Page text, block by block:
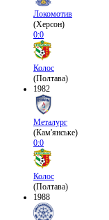
Локомотив
(Херсон)
0:0
Колос
(Полтава)
1982
Металург
(Кам'янське)
0:0
Колос
(Полтава)
1988